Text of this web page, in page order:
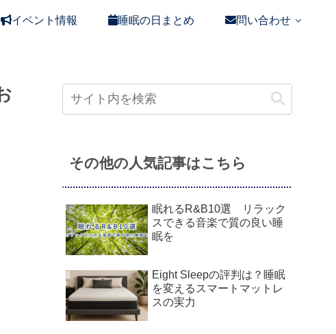
イベント情報 睡眠の日まとめ 問い合わせ
その他の人気記事はこちら
眠れるR&B10選 リラック
スできる音楽で質の良い睡
眠を
Eight Sleepの評判は？睡眠
を変えるスマートマットレ
スの実力